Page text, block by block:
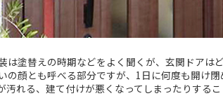
は塗替えの時期などをよく聞くが、玄関ドアは
の顔とも呼べる部分ですが、1日に何度も開け
れる、建て付けが悪くなってしまったりするこ